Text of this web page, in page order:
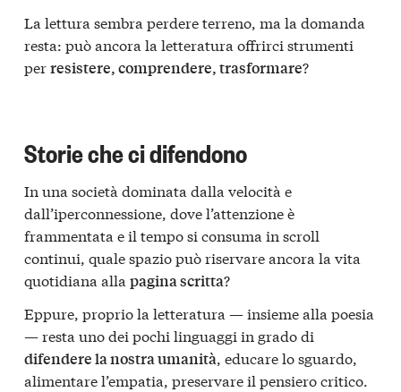
La lettura sembra perdere terreno, ma la domanda
resta: può ancora la letteratura offrirci strumenti
perresistere, comprendere, trasformare?
Storie che ci difendono
In una società dominata dalla velocità e
dall’iperconnessione, dove l’attenzione è
frammentata e il tempo si consuma in scroll
continui, quale spazio può riservare ancora la vita
quotidiana alla pagina scritta?
Eppure, proprio la letteratura — insieme alla poesia
— resta uno dei pochi linguaggi in grado di
difendere la nostra umanità, educare lo sguardo,
alimentare l’empatia, preservare il pensiero critico.